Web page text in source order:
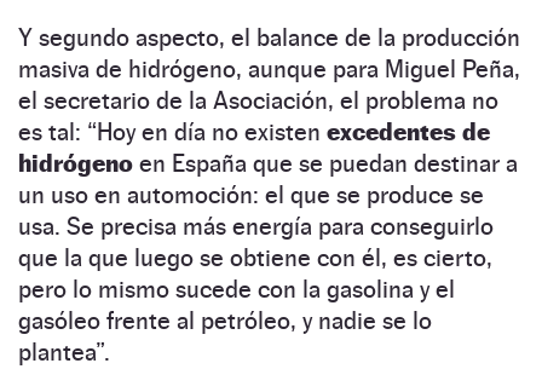
Y segundo aspecto, el balance de la producción
masiva de hidrógeno, aunque para Miguel Peña,
el secretario de la Asociación, el problema no
es tal: “Hoy en día no existen excedentes de
hidrógeno en España que se puedan destinar a
un uso en automoción: el que se produce se
usa. Se precisa más energía para conseguirlo
que la que luego se obtiene con él, es cierto,
pero lo mismo sucede con la gasolina y el
gasóleo frente al petróleo, y nadie se lo
plantea”.